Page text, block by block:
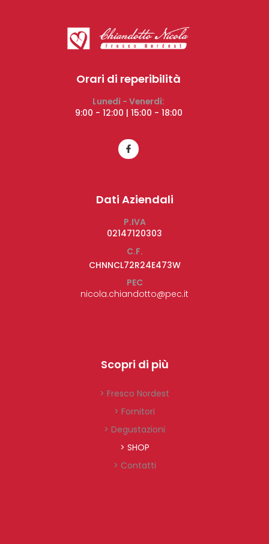
Orari di reperibilità
Lunedì - Venerdì:
9:00 - 12:00 | 15:00 - 18:00
Dati Aziendali
P.IVA
02147120303
C.F.
CHNNCL72R24E473W
PEC
nicola.chiandotto@pec.it
Scopri di più
> Fresco Nordest
> Fornitori
> Degustazioni
> SHOP
> Contatti